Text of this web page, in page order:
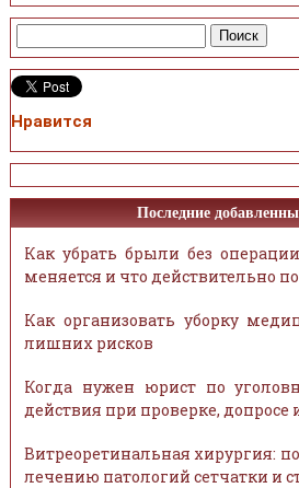
Нравится
Последние
Как убрать брыли без
меняется и что действительно
Как организовать уборку
лишних рисков
Когда нужен юрист по
действия при проверке, допросе
Витреоретинальная хирургия:
лечению патологий сетчатки и